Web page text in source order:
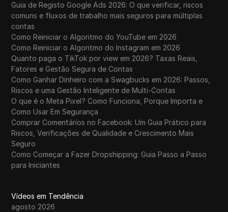
Guia de Registo Google Ads 2026: O que verificar, riscos
comuns e fluxos de trabalho mais seguros para múltiplas
contas
Como Reiniciar o Algoritmo do YouTube em 2026
Como Reiniciar o Algoritmo do Instagram em 2026
Quanto paga o TikTok por view em 2026? Taxas Reais,
Fatores e Gestão Segura de Contas
Como Ganhar Dinheiro com a Swagbucks em 2026: Passos,
Riscos e uma Gestão Inteligente de Multi-Contas
O que é o Meta Pixel? Como Funciona, Porque Importa e
Como Usar Em Segurança
Comprar Comentários no Facebook: Um Guia Prático para
Riscos, Verificações de Qualidade e Crescimento Mais
Seguro
Como Começar a Fazer Dropshipping: Guia Passo a Passo
para Iniciantes
Vídeos em Tendência
agosto 2026